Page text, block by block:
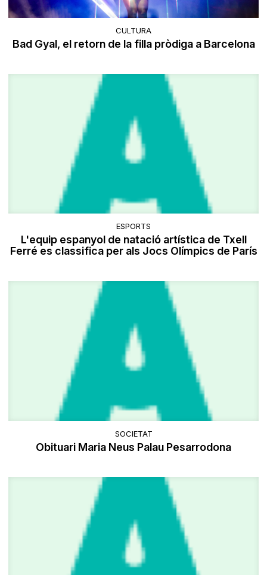
CULTURA
Bad Gyal, el retorn de la filla pròdiga a Barcelona
ESPORTS
L'equip espanyol de natació artística de Txell
Ferré es classifica per als Jocs Olímpics de París
SOCIETAT
Obituari Maria Neus Palau Pesarrodona